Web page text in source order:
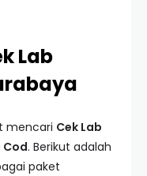
Lab
mencari Cek Lab
Cod. Berikut adalah
paket